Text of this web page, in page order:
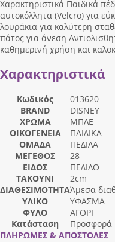
Χαρακτηριστικά Παιδικά
αυτοκόλλητα (Velcro) για
λουράκια για καλύτερη
πάτος για άνεση
καθημερινή χρήση και
Χαρακτηριστικά
Κωδικός
013620
BRAND
DISNEY
ΧΡΩΜΑ
ΜΠΛΕ
ΟΙΚΟΓΕΝΕΙΑ
ΠΑΙΔΙΚΑ
ΟΜΑΔΑ
ΠΕΔΙΛΑ
ΜΕΓΕΘΟΣ
28
ΕΙΔΟΣ
ΠΕΔΙΛΟ
ΤΑΚΟΥΝΙ
2cm
ΔΙΑΘΕΣΙΜΟΤΗΤΑΆμεσα
ΥΛΙΚΟ
ΥΦΑΣΜΑ
ΦΥΛΟ
ΑΓΟΡΙ
Κατάσταση
Προσφορά
ΠΛΗΡΩΜΕΣ & ΑΠΟΣΤΟΛΕΣ